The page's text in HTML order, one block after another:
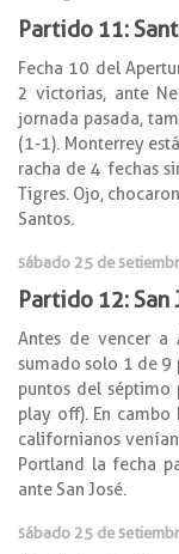
Partido 11:
Fecha 10 del
2 victorias, ante
jornada pasada,
(1-1). Monterrey
racha de 4 fechas
Tigres. Ojo,
Santos.
sábado 25 de
Partido 12: San
Antes de vencer a
sumado solo 1 de 9
puntos del séptimo
play off). En cambo
californianos
Portland la fecha
ante San José.
sábado 25 de